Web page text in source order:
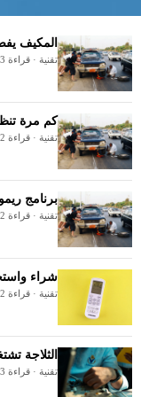
المكيف
تقنية · قراءة 3 دقائق
كم مرة
تقنية · قراءة 2 دقائق
برنامج
تقنية · قراءة 2 دقائق
شراء
تقنية · قراءة 2 دقائق
الثلاجة
تقنية · قراءة 3 دقائق